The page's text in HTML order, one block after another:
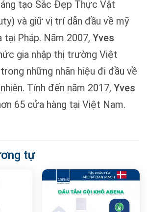
tạo Sắc Đẹp Thực Vật
và giữ vị trí dẫn đầu về mỹ
tại Pháp. Năm 2007, Yves
gia nhập thị trường Việt
những nhãn hiệu đi đầu về
Tính đến năm 2017, Yves
65 cửa hàng tại Việt Nam.
tự